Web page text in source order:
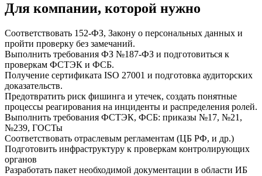
Для компании, которой нужно
Соответствовать 152-ФЗ, Закону о персональных данных и
пройти проверку без замечаний.
Выполнить требования ФЗ №187-ФЗ и подготовиться к
проверкам ФСТЭК и ФСБ.
Получение сертификата ISO 27001 и подготовка аудиторских
доказательств.
Предотвратить риск фишинга и утечек, создать понятные
процессы реагирования на инциденты и распределения ролей.
Выполнить требования ФСТЭК, ФСБ: приказы №17, №21,
№239, ГОСТы
Соответствовать отраслевым регламентам (ЦБ РФ, и др.)
Подготовить инфраструктуру к проверкам контролирующих
органов
Разработать пакет необходимой документации в области ИБ